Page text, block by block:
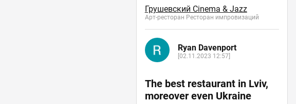
Грушевский Cinema & Jazz
Арт-ресторан Ресторан импровизаций
Ryan Davenport
[02.11.2023 12:57]
The best restaurant in Lviv,
moreover even Ukraine